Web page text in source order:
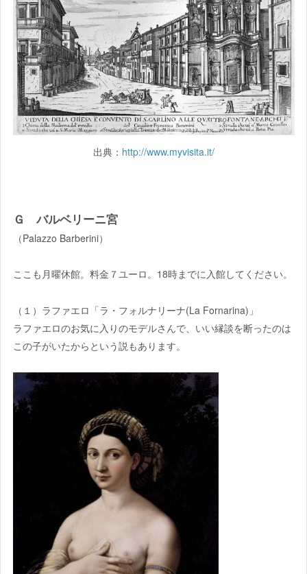
出典： http://www.myvisita.it/
Ｇ バルベリーニ宮
（Palazzo Barberini）
ここも月曜休館。料金７ユーロ。18時までに入館してください。
（１）ラファエロ「ラ・フォルナリーナ(La Fornarina)」
ラファエロのお気に入りのモデルさんで、いい縁談を断ったのは
この子がいたからという説もあります。